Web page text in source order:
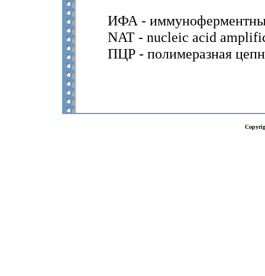
ИФА -
NAT - nucleic acid
ПЦР - полимеразная